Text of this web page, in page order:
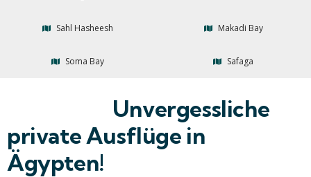
Sahl Hasheesh Makadi Bay
Soma Bay Safaga
Unvergessliche
private Ausflüge in
Ägypten!